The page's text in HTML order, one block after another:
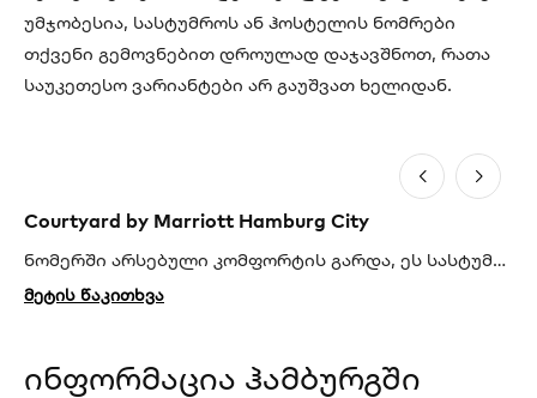
უმჯობესია, სასტუმროს ან ჰოსტელის ნომრები
თქვენი გემოვნებით დროულად დაჯავშნოთ, რათა
საუკეთესო ვარიანტები არ გაუშვათ ხელიდან.
Courtyard by Marriott Hamburg City
ნომერში არსებული კომფორტის გარდა, ეს სასტუმრო გთავაზობთ ფიტნეს ცენტრს, რესტორანსა და ბარს. 24-საათიანი მომსახურება კი იზრუნებს თქვენი გერმანული არდადეგების იდეალურად წარმართვაზე. სასტუმრო იდეალურ ადგილას მდებარეობს – ჰამბურგის ცენტრალური სადგურიდან მხოლოდ 1 კილომეტრითაა დაშორებული.
მეტის წაკითხვა
ინფორმაცია ჰამბურგში